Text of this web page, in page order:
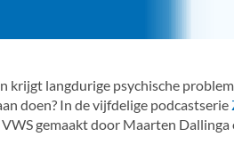
krijgt langdurige psychische
doen? In de vijfdelige podcastserie
gemaakt door Maarten